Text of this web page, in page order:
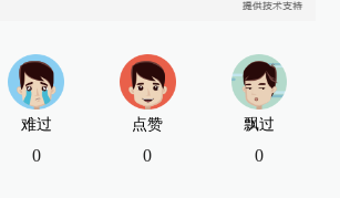
难过
0
点赞
0
飘过
0